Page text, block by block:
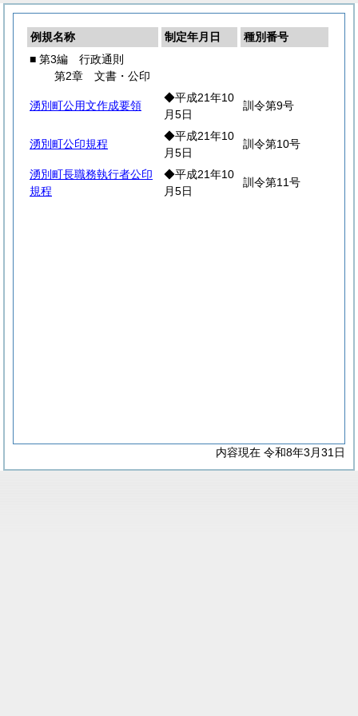
例規名称 制定年月日
種別番号
■ 第3編 行政通則
第2章 文書・公印
湧別町公用文作成要領
◆平成21年10
月5日
訓令第9号
湧別町公印規程
◆平成21年10
月5日
訓令第10号
湧別町長職務執行者公印
規程
◆平成21年10
月5日
訓令第11号
内容現在 令和8年3月31日